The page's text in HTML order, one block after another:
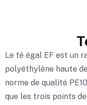
Le té égal EF est un
polyéthylène haute
norme de qualité
que les trois points